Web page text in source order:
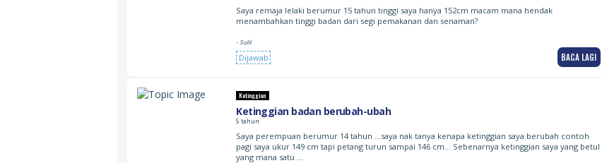
Saya remaja lelaki berumur 15 tahun tinggi saya hanya 152cm macam mana hendak
menambahkan tinggi badan dari segi pemakanan dan senaman?
- Sulit
Dijawab BACA LAGI
Ketinggian
Ketinggian badan berubah-ubah
5 tahun
Saya perempuan berumur 14 tahun …saya nak tanya kenapa ketinggian saya berubah contoh
pagi saya ukur 149 cm tapi petang turun sampai 146 cm… Sebenarnya ketinggian saya yang betul
yang mana satu …